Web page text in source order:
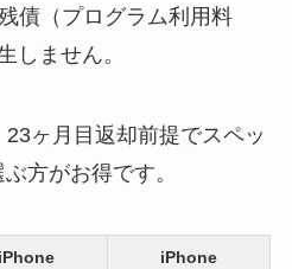
債（プログラム利用料
しません。
ヶ月目返却前提でスペッ
方がお得です。
iPhone
iPhone